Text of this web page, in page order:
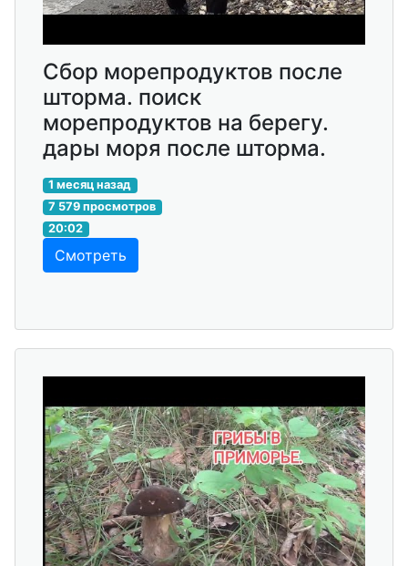
Сбор морепродуктов после
шторма. поиск
морепродуктов на берегу.
дары моря после шторма.
1 месяц назад
7 579 просмотров
20:02
Смотреть